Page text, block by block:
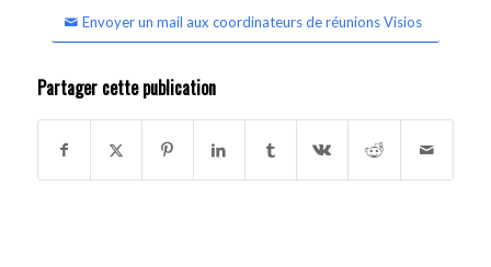
Envoyer un mail aux coordinateurs de réunions Visios
Partager cette publication